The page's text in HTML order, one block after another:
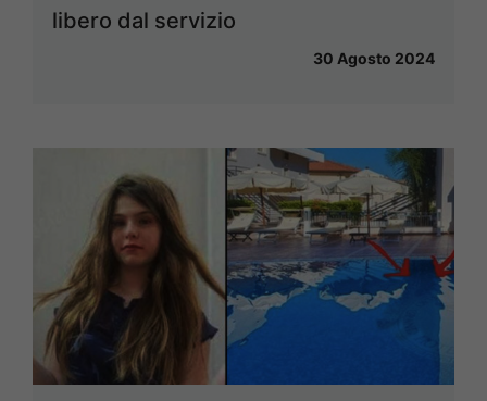
libero dal servizio
30 Agosto 2024